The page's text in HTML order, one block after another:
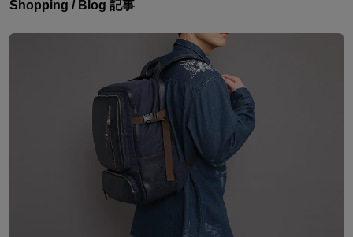
Shopping / Blog 記事